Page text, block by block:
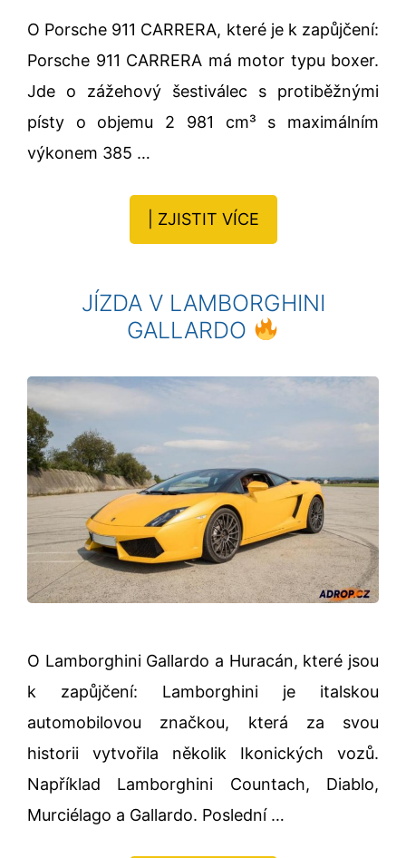
O Porsche 911 CARRERA, které je k zapůjčení:
Porsche 911 CARRERA má motor typu boxer.
Jde o zážehový šestiválec s protiběžnými
písty o objemu 2 981 cm³ s maximálním
výkonem 385 …
| ZJISTIT VÍCE
JÍZDA V LAMBORGHINI
GALLARDO
O Lamborghini Gallardo a Huracán, které jsou
k zapůjčení: Lamborghini je italskou
automobilovou značkou, která za svou
historii vytvořila několik Ikonických vozů.
Například Lamborghini Countach, Diablo,
Murciélago a Gallardo. Poslední …